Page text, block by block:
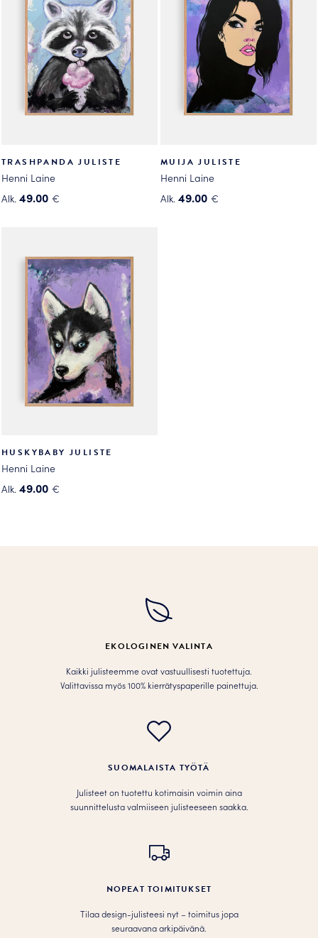
tehdä
valinnat
tuotteen
sivulla.
tehdä
valinnat
tuotteen
sivulla.
TRASHPANDA JULISTE
Henni Laine
Alk. 49.00 €
useampi
muunnelma.
tehdä
valinnat
tuotteen
sivulla.
MUIJA JULISTE
Henni Laine
Alk. 49.00 €
HUSKYBABY JULISTE
Henni Laine
Alk. 49.00 €
EKOLOGINEN VALINTA
Kaikki julisteemme ovat vastuullisesti tuotettuja.
Valittavissa myös 100% kierrätyspaperille painettuja.
SUOMALAISTA TYÖTÄ
Julisteet on tuotettu kotimaisin voimin aina
suunnittelusta valmiiseen julisteeseen saakka.
NOPEAT TOIMITUKSET
Tilaa design-julisteesi nyt – toimitus jopa
seuraavana arkipäivänä.